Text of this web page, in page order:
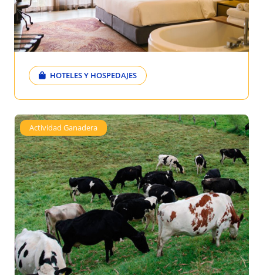
HOTELES Y HOSPEDAJES
Actividad Ganadera